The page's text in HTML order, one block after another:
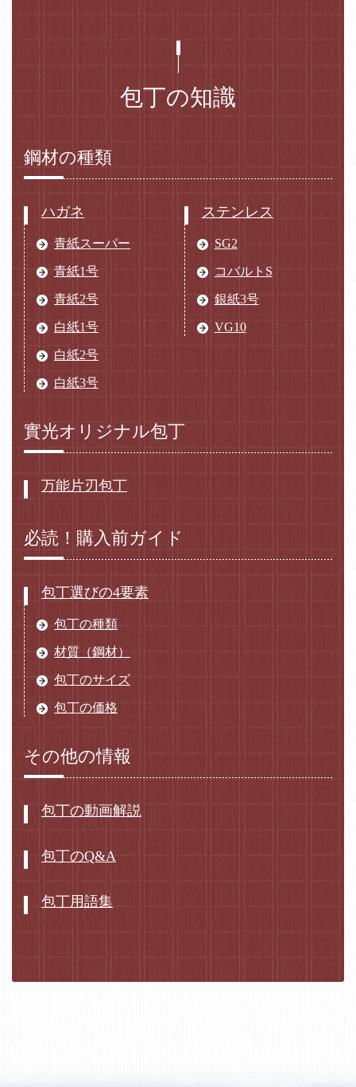
包丁の知識
鋼材の種類
ハガネ
青紙スーパー
青紙1号
青紙2号
白紙1号
白紙2号
白紙3号
ステンレス
SG2
コバルトS
銀紙3号
VG10
實光オリジナル包丁
万能片刃包丁
必読！購入前ガイド
包丁選びの4要素
包丁の種類
材質（鋼材）
包丁のサイズ
包丁の価格
その他の情報
包丁の動画解説
包丁のQ&A
包丁用語集